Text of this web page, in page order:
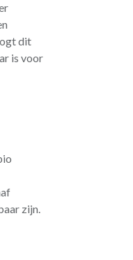
dit
is voor
zijn.